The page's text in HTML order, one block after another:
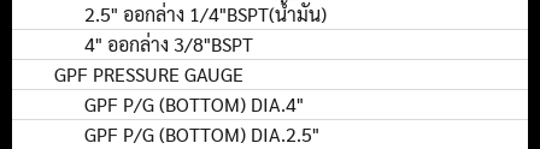
2.5" ออกล่าง 1/4"BSPT(น้ำมัน)
4" ออกล่าง 3/8"BSPT
GPF PRESSURE GAUGE
GPF P/G (BOTTOM) DIA.4"
GPF P/G (BOTTOM) DIA.2.5"